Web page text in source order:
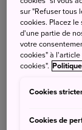
Kobe
27 décembre
JNTO - Japan
sur "Refuser tous
cookies. Placez
d'une partie de
votre
cookies" à
cookies".
Cookies
Cookies de